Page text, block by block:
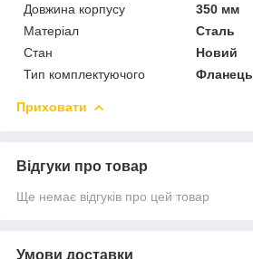
Довжина корпусу
350 мм
Матеріал
Сталь
Стан
Новий
Тип комплектуючого
Фланець
Приховати
Відгуки про товар
Ще немає відгуків про цей товар
Умови доставки